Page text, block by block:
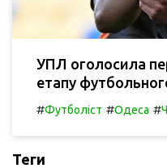
УПЛ оголосила
етапу
#Футболіст #Одеса #
Теги